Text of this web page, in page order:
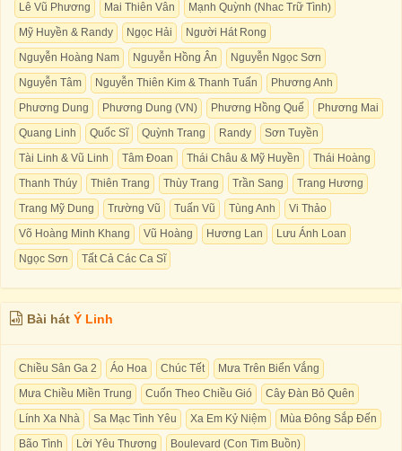
Lê Vũ Phương
Mai Thiên Vân
Mạnh Quỳnh (Nhac Trữ Tình)
Mỹ Huyền & Randy
Ngọc Hải
Người Hát Rong
Nguyễn Hoàng Nam
Nguyễn Hồng Ân
Nguyễn Ngọc Sơn
Nguyễn Tâm
Nguyễn Thiên Kim & Thanh Tuấn
Phương Anh
Phương Dung
Phương Dung (VN) Phương Hồng Quế
Phương Mai
Quang Linh
Quốc Sĩ Quỳnh Trang Randy
Sơn Tuyền
Tài Linh & Vũ Linh
Tâm Đoan Thái Châu & Mỹ Huyền
Thái Hoàng
Thanh Thúy
Thiên Trang Thùy Trang Trần Sang
Trang Hương
Trang Mỹ Dung
Trường Vũ Tuấn Vũ Tùng Anh
Vi Thảo
Võ Hoàng Minh Khang
Vũ Hoàng Hương Lan
Lưu Ánh Loan
Ngọc Sơn
Tất Cả Các Ca Sĩ
Bài hát Ý Linh
Chiều Sân Ga 2 Áo Hoa Chúc Tết
Mưa Trên Biển Vắng
Mưa Chiều Miền Trung
Cuốn Theo Chiều Gió
Cây Đàn Bỏ Quên
Lính Xa Nhà
Sa Mạc Tình Yêu Xa Em Kỷ Niệm
Mùa Đông Sắp Đến
Bão Tình
Lời Yêu Thương
Boulevard (Con Tim Buồn)